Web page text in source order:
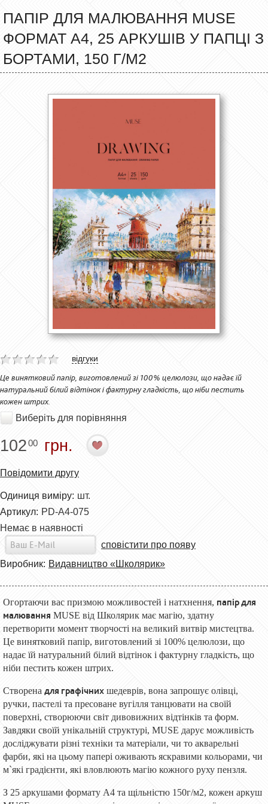
ПАПІР ДЛЯ МАЛЮВАННЯ MUSE
ФОРМАТ А4, 25 АРКУШІВ У ПАПЦІ З
БОРТАМИ, 150 Г/М2
відгуки
Це винятковий папір, виготовлений зі 100% целюлози, що надає їй
натуральний білий відтінок і фактурну гладкість, що ніби пестить
кожен штрих.
Виберіть для порівняння
10200 грн.
Повідомити другу
Одиниця виміру: шт.
Артикул: PD-A4-075
Немає в наявності
сповістити про появу
Виробник: Видавництво «Школярик»
Огортаючи вас призмою можливостей і натхнення, папір для
малювання MUSE від Школярик має магію, здатну
перетворити момент творчості на великий витвір мистецтва.
Це винятковий папір, виготовлений зі 100% целюлози, що
надає їй натуральний білий відтінок і фактурну гладкість, що
ніби пестить кожен штрих.
Створена для графічних шедеврів, вона запрошує олівці,
ручки, пастелі та пресоване вугілля танцювати на своїй
поверхні, створюючи світ дивовижних відтінків та форм.
Завдяки своїй унікальній структурі, MUSE дарує можливість
досліджувати різні техніки та матеріали, чи то акварельні
фарби, які на цьому папері оживають яскравими кольорами, чи
м`які градієнти, які вловлюють магію кожного руху пензля.
З 25 аркушами формату А4 та щільністю 150г/м2, кожен аркуш